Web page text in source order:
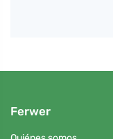
Ferwer